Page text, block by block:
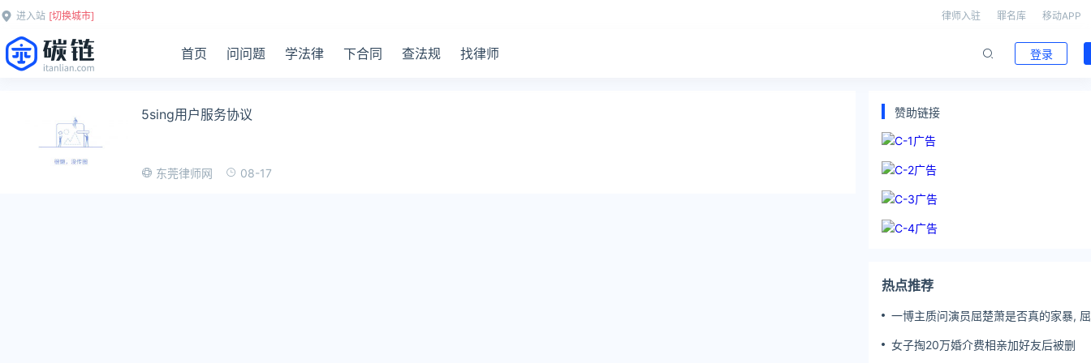
进入站 [切换城市] 律师入驻 罪名库 移动APP
首页 问问题 学法律 下合同 查法规 找律师 登录
5sing用户服务协议
东莞律师网 08-17
赞助链接
热点推荐
一博主质问演员屈楚萧是否真的家暴,
女子掏20万婚介费相亲加好友后被删